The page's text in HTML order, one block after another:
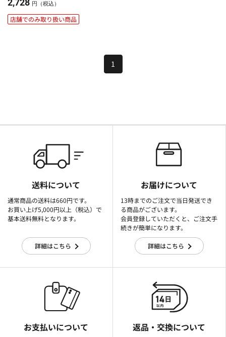
2,728 円（税込）
店舗でのみ取り扱い商品
1
送料について
通常商品の送料は660円です。
お買い上げ5,000円以上（税込）で
基本送料無料となります。
詳細はこちら
お届けについて
13時までのご注文で当日発送でき
る商品がございます。
会員登録していただくと、ご注文手
続きが簡単になります。
詳細はこちら
お支払いについて 返品・交換について